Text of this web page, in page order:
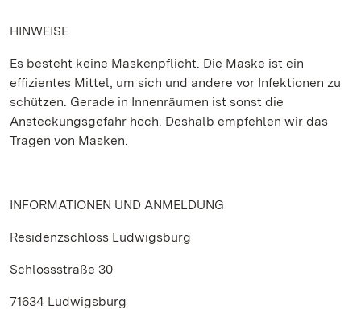
HINWEISE
Es besteht keine Maskenpflicht. Die Maske ist ein
effizientes Mittel, um sich und andere vor Infektionen zu
schützen. Gerade in Innenräumen ist sonst die
Ansteckungsgefahr hoch. Deshalb empfehlen wir das
Tragen von Masken.
INFORMATIONEN UND ANMELDUNG
Residenzschloss Ludwigsburg
Schlossstraße 30
71634 Ludwigsburg